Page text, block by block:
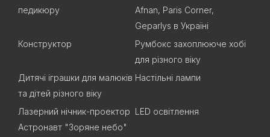
педикюру
Afnan, Paris Corner,
Geparlys в Україні
Конструктор
Румбокс захоплююче хобі
для різного віку
Дитячі іграшки для малюків
та дітей різного віку
Настільні лампи
Лазерний нічник-проектор
Астронавт "Зоряне небо"
LED освітлення